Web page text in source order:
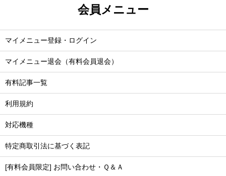
会員メニュー
マイメニュー登録・ログイン
マイメニュー退会（有料会員退会）
有料記事一覧
利用規約
対応機種
特定商取引法に基づく表記
[有料会員限定] お問い合わせ・Ｑ＆Ａ